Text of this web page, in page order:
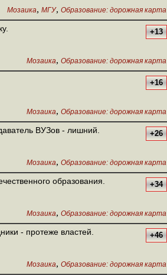
Мозаика, МГУ, Образование: дорожная карта
+13
Мозаика, Образование: дорожная карта
+16
Мозаика, Образование: дорожная карта
ВУЗов - лишний. +26
Мозаика, Образование: дорожная карта
образования. +34
Мозаика, Образование: дорожная карта
- протеже властей. +46
Мозаика, Образование: дорожная карта